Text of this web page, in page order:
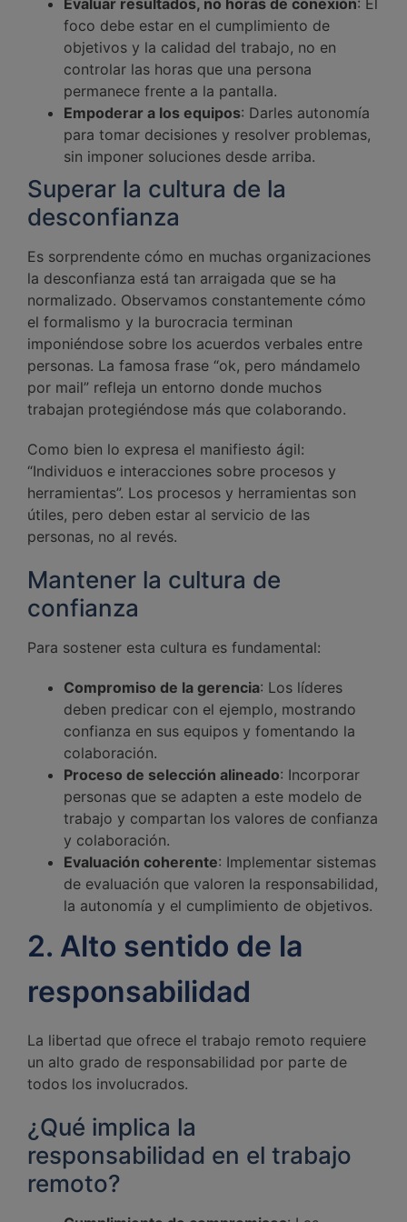
foco debe estar en el cumplimiento de
objetivos y la calidad del trabajo, no en
controlar las horas que una persona
permanece frente a la pantalla.
Empoderar a los equipos: Darles autonomía
para tomar decisiones y resolver problemas,
sin imponer soluciones desde arriba.
Superar la cultura de la
desconfianza
Es sorprendente cómo en muchas organizaciones
la desconfianza está tan arraigada que se ha
normalizado. Observamos constantemente cómo
el formalismo y la burocracia terminan
imponiéndose sobre los acuerdos verbales entre
personas. La famosa frase “ok, pero mándamelo
por mail” refleja un entorno donde muchos
trabajan protegiéndose más que colaborando.
Como bien lo expresa el manifiesto ágil:
“Individuos e interacciones sobre procesos y
herramientas”. Los procesos y herramientas son
útiles, pero deben estar al servicio de las
personas, no al revés.
Mantener la cultura de
confianza
Para sostener esta cultura es fundamental:
Compromiso de la gerencia: Los líderes
deben predicar con el ejemplo, mostrando
confianza en sus equipos y fomentando la
colaboración.
Proceso de selección alineado: Incorporar
personas que se adapten a este modelo de
trabajo y compartan los valores de confianza
y colaboración.
Evaluación coherente: Implementar sistemas
de evaluación que valoren la responsabilidad,
la autonomía y el cumplimiento de objetivos.
2. Alto sentido de la
responsabilidad
La libertad que ofrece el trabajo remoto requiere
un alto grado de responsabilidad por parte de
todos los involucrados.
¿Qué implica la
responsabilidad en el trabajo
remoto?